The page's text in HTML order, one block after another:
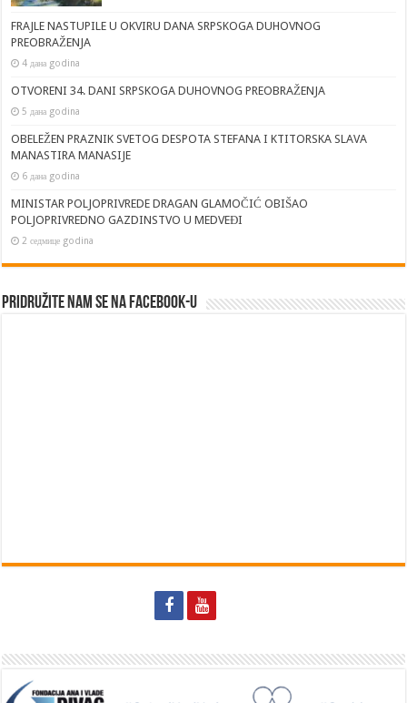
FRAJLE NASTUPILE U OKVIRU DANA SRPSKOGA DUHOVNOG
PREOBRAŽENJA
4 дана godina
OTVORENI 34. DANI SRPSKOGA DUHOVNOG PREOBRAŽENJA
5 дана godina
OBELEŽEN PRAZNIK SVETOG DESPOTA STEFANA I KTITORSKA SLAVA
MANASTIRA MANASIJE
6 дана godina
MINISTAR POLJOPRIVREDE DRAGAN GLAMOČIĆ OBIŠAO
POLJOPRIVREDNO GAZDINSTVO U MEDVEĐI
2 седмице godina
Pridružite nam se na Facebook-u